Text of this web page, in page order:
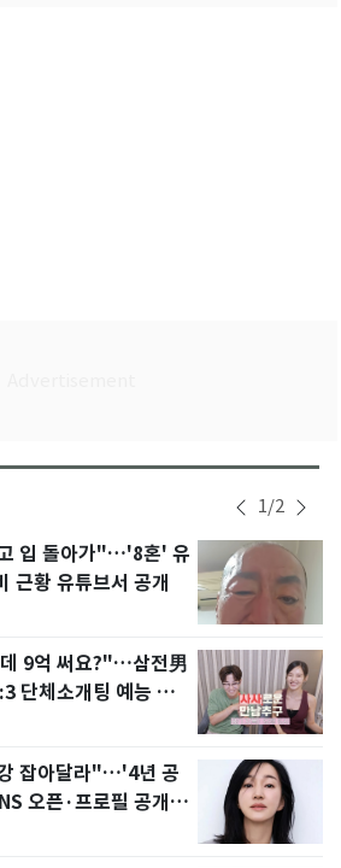
1/2
입 돌아가"…'8혼' 유
근황 유튜브서 공개
9억 써요?"…삼전男
단체소개팅 예능 화
잡아달라"…'4년 공
오픈·프로필 공개